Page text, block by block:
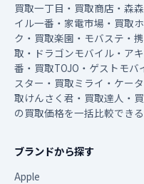
買取一丁目・買取商店・森
イル一番・家電市場・買取
ク・買取楽園・モバステ・
取・ドラゴンモバイル・ア
番・買取TOJO・ゲストモ
スター・買取ミライ・ケー
取けんさく君・買取達人・
の買取価格を一括比較でき
ブランドから探す
Apple